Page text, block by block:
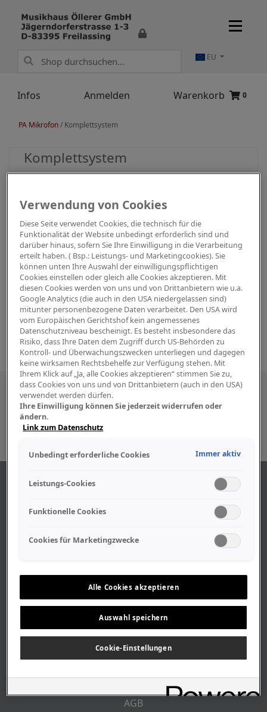
Infos Anmelden Warenkorb 0
EU
PA Mikrofon/ Komplettsystem
Komplettsystem
Besuchen Sie uns auch in den sozialen
Medien
Geschäftszeiten
Stellenangebote
Geschichte
RECHTLICHES
AGB
Verwendung von Cookies
Diese Seite verwendet Cookies, die technisch für die
Funktionalität der Website unbedingt erforderlich sind und
darüber hinaus, sofern Sie Ihre Einwilligung in die Verarbeitung
erteilt haben. ( Bsp.: Leistungs- und Marketingcookies). Sie
können unten Ihre Auswahl der einwilligungspflichtigen
Cookies einstellen oder gleich alle Cookies akzeptieren. Mit
diesen Cookies werden von uns und von Drittanbietern wie u.a.
Google Analytics (die auch in den USA niedergelassen sind)
mitunter personenbezogene Daten verarbeitet. Den USA wird
vom Europäischen Gerichtshof kein angemessenes
Datenschutzniveau bescheinigt. Es besteht insbesondere das
Risiko, dass Ihre Daten dem Zugriff durch US-Behörden zu
Kontroll- und Überwachungszwecken unterliegen und dagegen
keine wirksamen Rechtsbehelfe zur Verfügung stehen. Mit
Ihrem Klick auf „Ja, alle Cookies akzeptieren“ stimmen Sie zu,
dass Cookies von uns und von Drittanbietern (auch in den USA)
verwendet werden dürfen.
Ihre Einwilligung können Sie jederzeit widerrufen oder
ändern.
Link zum Datenschutz
Unbedingt erforderliche Cookies Immer aktiv
Leistungs-Cookies
Funktionelle Cookies
Cookies für Marketingzwecke
Alle Cookies akzeptieren
Auswahl speichern
Cookie-Einstellungen